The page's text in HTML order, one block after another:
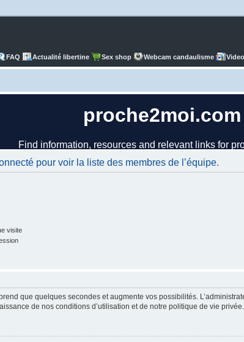
FAQ Actualité libertine Sex shop Webcam candaulisme Video
pour voir la liste des membres de l’équipe.
visite
que quelques secondes et augmente vos possibilités.
de nos conditions d’utilisation et de notre politique de vie